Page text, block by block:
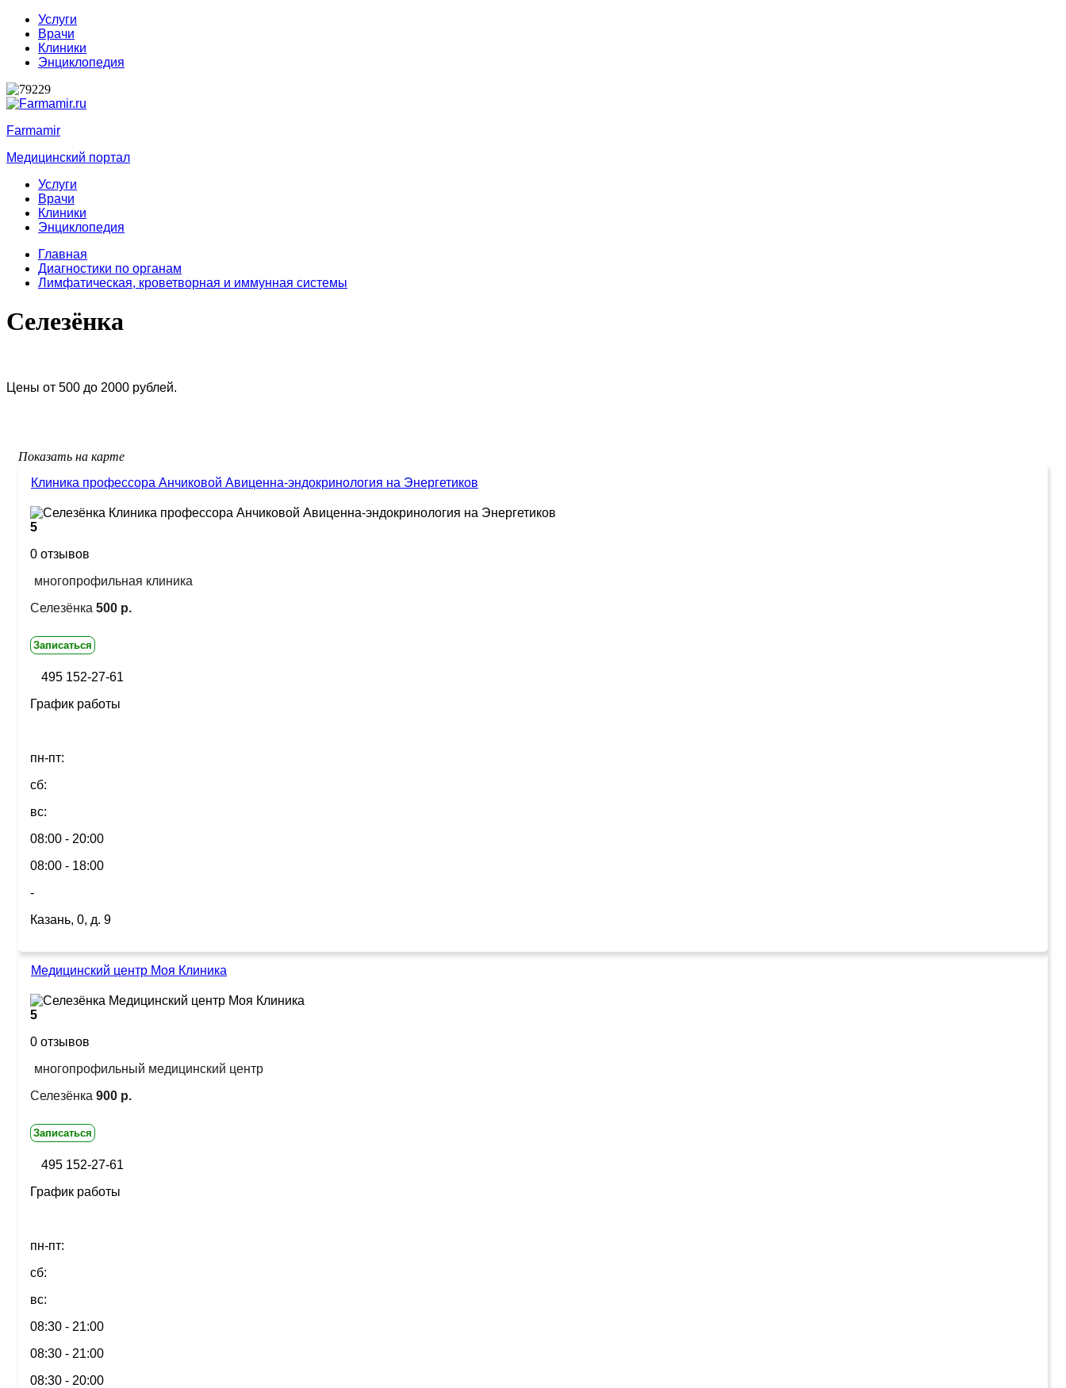
Услуги
Врачи
Клиники
Энциклопедия
Farmamir
Медицинский портал
Услуги
Врачи
Клиники
Энциклопедия
Главная
Диагностики по органам
Лимфатическая, кроветворная и иммунная системы
Селезёнка
Цены от 500 до 2000 рублей.
Показать на карте
Клиника профессора Анчиковой Авиценна-эндокринология на Энергетиков
5
0 отзывов
многопрофильная клиника
Селезёнка 500 р.
Записаться
495 152-27-61
График работы
пн-пт:
сб:
вс:
08:00 - 20:00
08:00 - 18:00
-
Казань, 0, д. 9
Медицинский центр Моя Клиника
5
0 отзывов
многопрофильный медицинский центр
Селезёнка 900 р.
Записаться
495 152-27-61
График работы
пн-пт:
сб:
вс:
08:30 - 21:00
08:30 - 21:00
08:30 - 20:00